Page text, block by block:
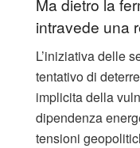
Ma dietro la
intravede una
L’iniziativa delle
tentativo di
implicita della
dipendenza
tensioni